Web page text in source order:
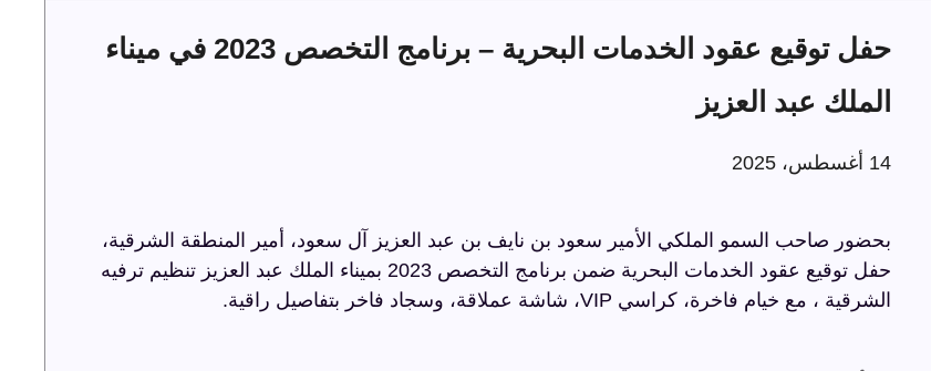
حفل توقيع عقود الخدمات البحرية – برنامج التخصص 2023 في ميناء
الملك عبد العزيز
14 أغسطس، 2025
بحضور صاحب السمو الملكي الأمير سعود بن نايف بن عبد العزيز آل سعود، أمير المنطقة الشرقية،
حفل توقيع عقود الخدمات البحرية ضمن برنامج التخصص 2023 بميناء الملك عبد العزيز تنظيم ترفيه
الشرقية ، مع خيام فاخرة، كراسي VIP، شاشة عملاقة، وسجاد فاخر بتفاصيل راقية.